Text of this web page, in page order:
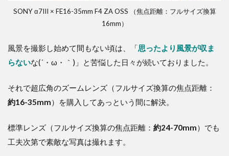
SONY α7III × FE16-35mm F4 ZA OSS （焦点距離：フルサイズ換算
16mm）
風景を撮影し始めて間もない頃は、「思ったより風景が収ま
らないな(´・ω・｀)」と苦悩した日々が続いておりました。
それで超広角のズームレンズ（フルサイズ換算の焦点距離：
約16-35mm）を購入してあっという間に解決。
標準レンズ（フルサイズ換算の焦点距離： 約24-70mm）でも
工夫次第で素敵な写真は撮れます。